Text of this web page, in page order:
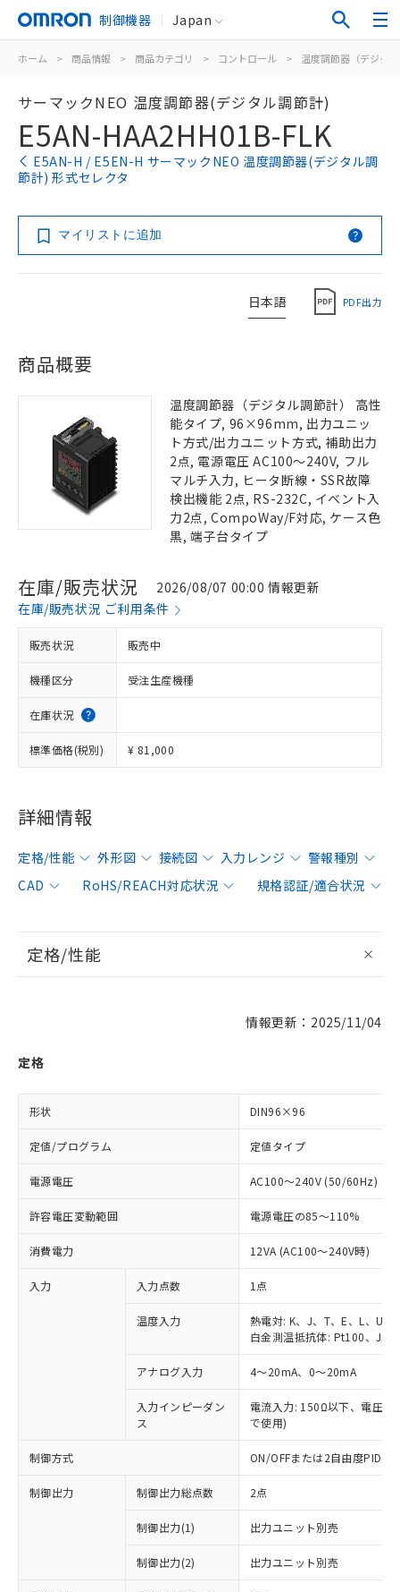
制御機器 Japan
ホーム > 商品情報 > 商品カテゴリ > コントロール > 温度調節器（デジタ
サーマックNEO 温度調節器(デジタル調節計)
E5AN-HAA2HH01B-FLK
E5AN-H / E5EN-H サーマックNEO 温度調節器(デジタル調
節計) 形式セレクタ
マイリストに追加
日本語 PDF出力
商品概要
温度調節器（デジタル調節計） 高性
能タイプ, 96×96mm, 出力ユニッ
ト方式/出力ユニット方式, 補助出力
2点, 電源電圧 AC100～240V, フル
マルチ入力, ヒータ断線・SSR故障
検出機能 2点, RS-232C, イベント入
力2点, CompoWay/F対応, ケース色
黒, 端子台タイプ
在庫/販売状況
2026/08/07 00:00 情報更新
在庫/販売状況 ご利用条件
販売状況 販売中
機種区分 受注生産機種
在庫状況
標準価格(税別) ¥ 81,000
詳細情報
定格/性能 外形図 接続図 入力レンジ
警報種別
CAD
RoHS/REACH対応状況 規格認証/適合状況
定格/性能
情報更新：2025/11/04
定格
形状 DIN96×96
定値/プログラム 定値タイプ
電源電圧 AC100～240V (50/60Hz)
許容電圧変動範囲 電源電圧の85～110%
消費電力 12VA (AC100～240V時)
入力 入力点数 1点
温度入力
熱電対: K、J、T、E、L、U
白金測温抵抗体: Pt100、
アナログ入力 4～20mA、0～20mA
入力インピーダン
ス
電流入力: 150Ω以下、電圧入
で使用)
制御方式 ON/OFFまたは2自由度PID（
制御出力 制御出力総点数 2点
制御出力(1) 出力ユニット別売
制御出力(2) 出力ユニット別売